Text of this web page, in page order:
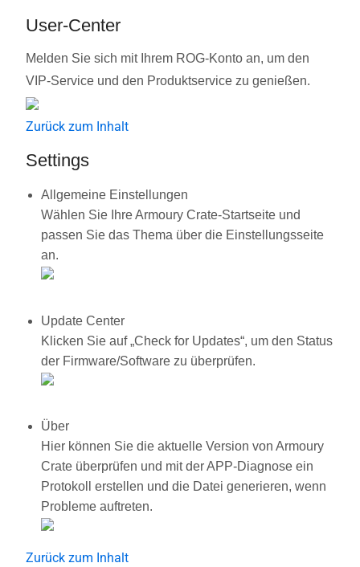
User-Center
Melden Sie sich mit Ihrem ROG-Konto an, um den
VIP-Service und den Produktservice zu genießen.
Zurück zum Inhalt
Settings
Allgemeine Einstellungen
Wählen Sie Ihre Armoury Crate-Startseite und
passen Sie das Thema über die Einstellungsseite
an.
Update Center
Klicken Sie auf „Check for Updates“, um den Status
der Firmware/Software zu überprüfen.
Über
Hier können Sie die aktuelle Version von Armoury
Crate überprüfen und mit der APP-Diagnose ein
Protokoll erstellen und die Datei generieren, wenn
Probleme auftreten.
Zurück zum Inhalt